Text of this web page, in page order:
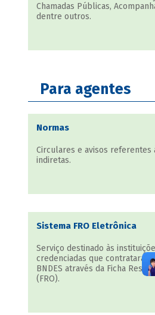
Chamadas Públicas,
dentre outros.
Para agentes
Normas
Circulares e avisos referentes
indiretas.
Sistema FRO Eletrônica
Serviço destinado às
credenciadas que contrataram
BNDES através da Ficha
(FRO).